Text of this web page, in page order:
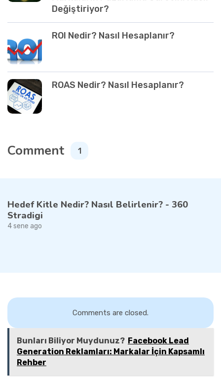
Değiştiriyor?
ROI Nedir? Nasıl Hesaplanır?
ROAS Nedir? Nasıl Hesaplanır?
Comment 1
Hedef Kitle Nedir? Nasıl Belirlenir? - 360
Stradigi
4 sene ago
Comments are closed.
Bunları Biliyor Muydunuz? Facebook Lead
Generation Reklamları: Markalar İçin Kapsamlı
Rehber